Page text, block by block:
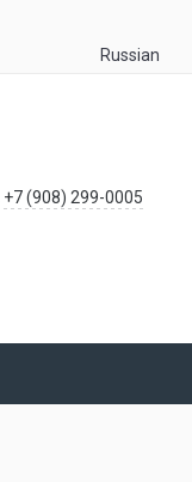
Russian
+7 (908) 299-0005